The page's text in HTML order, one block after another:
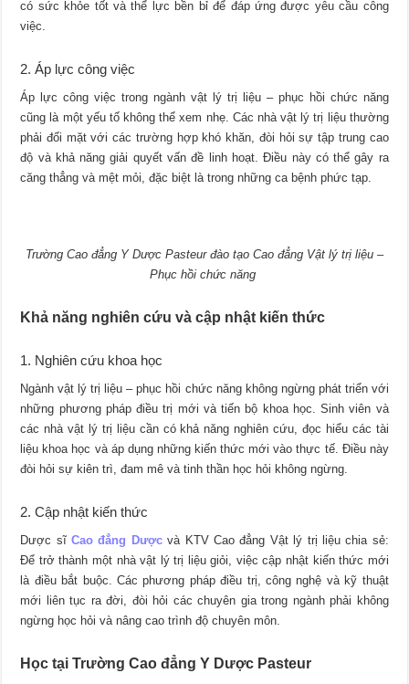
có sức khỏe tốt và thể lực bền bỉ để đáp ứng được yêu cầu công
việc.
2. Áp lực công việc
Áp lực công việc trong ngành vật lý trị liệu – phục hồi chức năng
cũng là một yếu tố không thể xem nhẹ. Các nhà vật lý trị liệu thường
phải đối mặt với các trường hợp khó khăn, đòi hỏi sự tập trung cao
độ và khả năng giải quyết vấn đề linh hoạt. Điều này có thể gây ra
căng thẳng và mệt mỏi, đặc biệt là trong những ca bệnh phức tạp.
Trường Cao đẳng Y Dược Pasteur đào tạo Cao đẳng Vật lý trị liệu –
Phục hồi chức năng
Khả năng nghiên cứu và cập nhật kiến thức
1. Nghiên cứu khoa học
Ngành vật lý trị liệu – phục hồi chức năng không ngừng phát triển với
những phương pháp điều trị mới và tiến bộ khoa học. Sinh viên và
các nhà vật lý trị liệu cần có khả năng nghiên cứu, đọc hiểu các tài
liệu khoa học và áp dụng những kiến thức mới vào thực tế. Điều này
đòi hỏi sự kiên trì, đam mê và tinh thần học hỏi không ngừng.
2. Cập nhật kiến thức
Dược sĩCao đẳng Dượcvà KTV Cao đẳng Vật lý trị liệu chia sẻ:
Để trở thành một nhà vật lý trị liệu giỏi, việc cập nhật kiến thức mới
là điều bắt buộc. Các phương pháp điều trị, công nghệ và kỹ thuật
mới liên tục ra đời, đòi hỏi các chuyên gia trong ngành phải không
ngừng học hỏi và nâng cao trình độ chuyên môn.
Học tại Trường Cao đẳng Y Dược Pasteur